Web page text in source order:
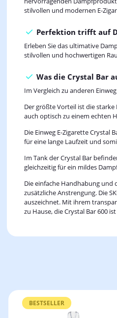
stilvollen und modernen E-
Perfektion trifft auf
Erleben Sie das ultimative
stilvollen und hochwertigen
Was die Crystal Bar
Im Vergleich zu anderen
Der größte Vorteil ist die starke
auch optisch zu einem echten
Die Einweg E-Zigarette Crystal
für eine lange Laufzeit und
Im Tank der Crystal Bar
gleichzeitig für ein mildes
Die einfache Handhabung und
zusätzliche Anstrengung. Die
auszeichnet. Mit ihrem
zu Hause, die Crystal Bar 600
BESTSELLER